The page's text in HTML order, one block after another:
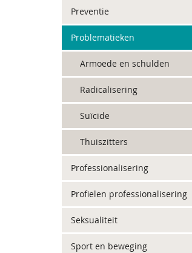
Preventie
Problematieken
Armoede en schulden
Radicalisering
Suïcide
Thuiszitters
Professionalisering
Profielen professionalisering
Seksualiteit
Sport en beweging